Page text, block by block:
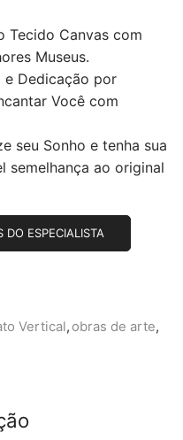
Tecido Canvas com
Museus.
e Dedicação por
Você com
seu Sonho e tenha sua
semelhança ao original
ESPECIALISTA
Vertical, obras de arte,